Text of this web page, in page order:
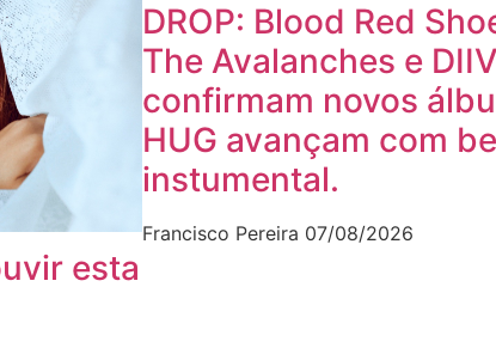
esta
DROP: Blood Red
The Avalanches e DIIV
confirmam novos
HUG avançam com
instumental.
Francisco Pereira 07/08/2026